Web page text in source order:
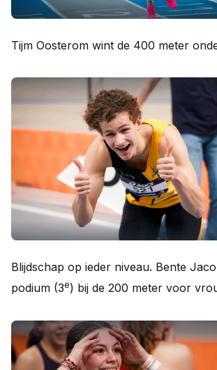
Tijm Oosterom wint de 400 meter
Blijdschap op ieder niveau. Bente
podium (3e) bij de 200 meter voor